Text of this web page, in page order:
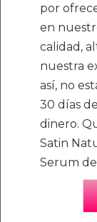
por
en
calidad,
nuestra
así, no
30 días
dinero.
Satin
Serum